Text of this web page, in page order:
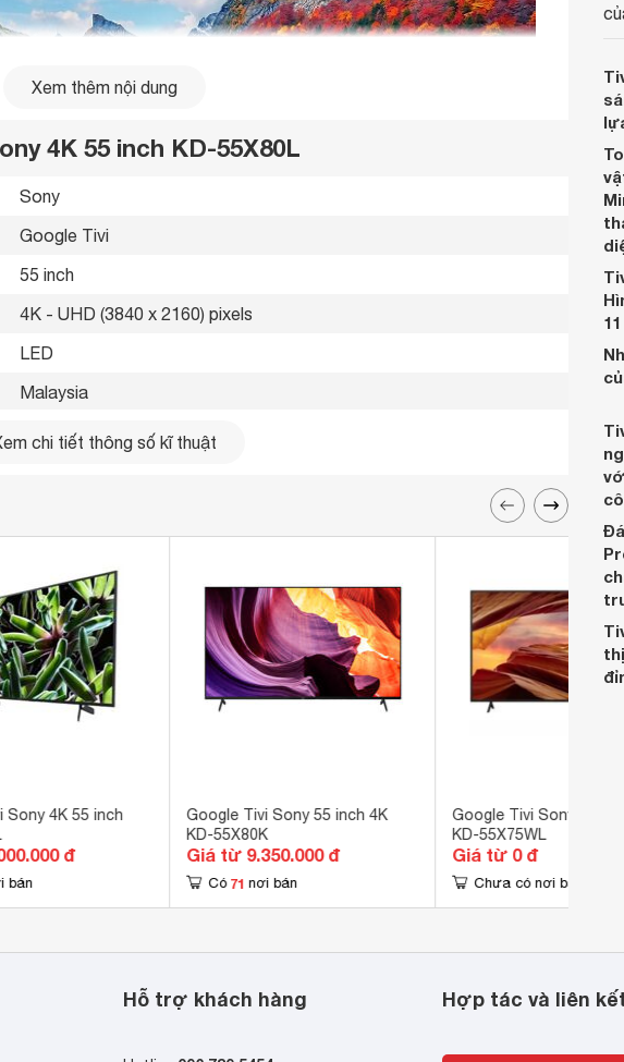
và chèn thêm khung hình giữa các khung hình gốc. Vì thấy được
Xem thêm nội dung
4K 55 inch KD-55X80L
Sony
Google Tivi
55 inch
4K - UHD (3840 x 2160) pixels
LED
Malaysia
2023
2 cổng
1 cổng 3.5 mm, 1 cổng Optical (Digital Audio), 1 cổng eARC (ARC)
Cổng Composite
Google TV
DVB-T2
AirPlay 2 Chromecast
Remote tích hợp tích micro tìm kiếm giọng nói
chi tiết thông số kĩ thuật
Sony 4K 55 inch
đ
bán
Google Tivi Sony 55 inch 4K
KD-55X80K
Giá từ 9.350.000 đ
Có 71 nơi bán
Google Tivi Sony 4K 55
KD-55X75WL
Giá từ 0 đ
Chưa có nơi bán
Hỗ trợ khách hàng Hợp tác và liên